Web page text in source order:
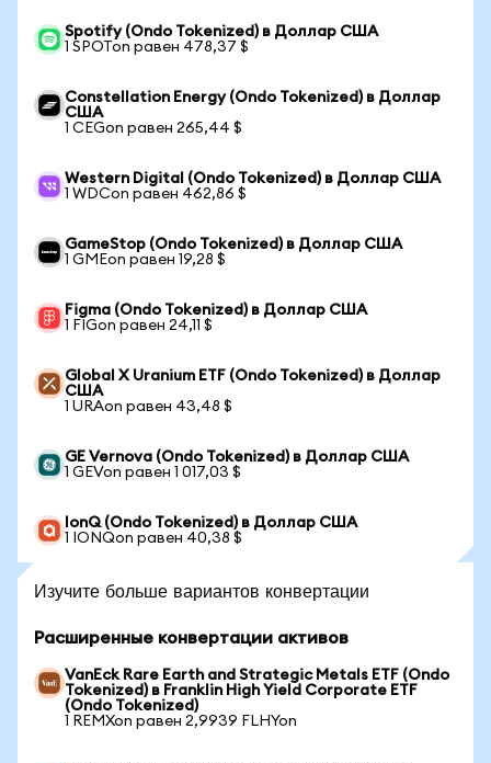
Spotify (Ondo Tokenized) в Доллар США
1 SPOTon равен 478,37 $
Constellation Energy (Ondo Tokenized) в Доллар
США
1 CEGon равен 265,44 $
Western Digital (Ondo Tokenized) в Доллар США
1 WDCon равен 462,86 $
GameStop (Ondo Tokenized) в Доллар США
1 GMEon равен 19,28 $
Figma (Ondo Tokenized) в Доллар США
1 FIGon равен 24,11 $
Global X Uranium ETF (Ondo Tokenized) в Доллар
США
1 URAon равен 43,48 $
GE Vernova (Ondo Tokenized) в Доллар США
1 GEVon равен 1 017,03 $
IonQ (Ondo Tokenized) в Доллар США
1 IONQon равен 40,38 $
Изучите больше вариантов конвертации
Расширенные конвертации активов
VanEck Rare Earth and Strategic Metals ETF (Ondo
Tokenized) в Franklin High Yield Corporate ETF
(Ondo Tokenized)
1 REMXon равен 2,9939 FLHYon